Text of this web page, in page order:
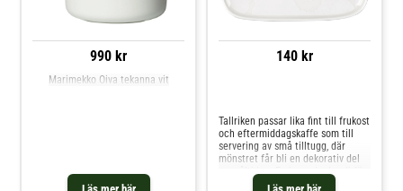
990 kr
Marimekko Oiva tekanna vit
140 kr
Tallriken passar lika fint till frukost
och eftermiddagskaffe som till
servering av små tilltugg, där
mönstret får bli en dekorativ del
av måltiden. En levande detalj för
bordet som kombinerar vardaglig